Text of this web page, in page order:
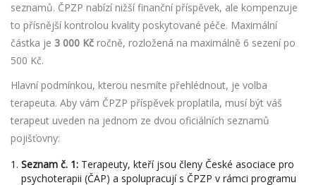
seznamů. ČPZP nabízí nižší finanční příspěvek, ale kompenzuje
to přísnější kontrolou kvality poskytované péče. Maximální
částka je 3 000 Kč ročně, rozložená na maximálně 6 sezení po
500 Kč.
Hlavní podmínkou, kterou nesmíte přehlédnout, je volba
terapeuta. Aby vám ČPZP příspěvek proplatila, musí být váš
terapeut uveden na jednom ze dvou oficiálních seznamů
pojišťovny:
Seznam č. 1: Terapeuty, kteří jsou členy České asociace pro
psychoterapii (ČAP) a spolupracují s ČPZP v rámci programu